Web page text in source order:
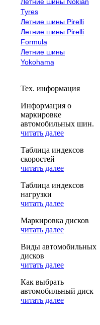
Tyres
Летние шины Pirelli
Летние шины Pirelli
Formula
Летние шины
Yokohama
Тех. информация
Информация о
маркировке
автомобильных шин.
читать далее
Таблица индексов
скоростей
читать далее
Таблица индексов
нагрузки
читать далее
Маркировка дисков
читать далее
Виды автомобильных
дисков
читать далее
Как выбрать
автомобильный диск
читать далее